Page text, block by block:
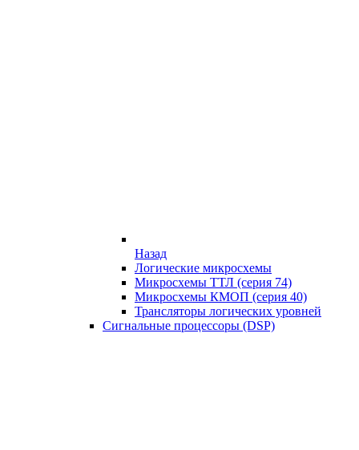
Назад
Логические микросхемы
Микросхемы ТТЛ (серия 74)
Микросхемы КМОП (серия 40)
Трансляторы логических уровней
Сигнальные процессоры (DSP)